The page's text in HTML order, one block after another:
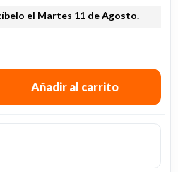
el Martes 11 de Agosto.